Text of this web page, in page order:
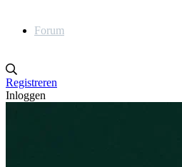
Forum
Registreren
Inloggen